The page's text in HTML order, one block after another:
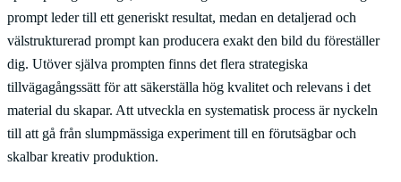
prompt leder till ett generiskt resultat, medan en detaljerad och
välstrukturerad prompt kan producera exakt den bild du föreställer
dig. Utöver själva prompten finns det flera strategiska
tillvägagångssätt för att säkerställa hög kvalitet och relevans i det
material du skapar. Att utveckla en systematisk process är nyckeln
till att gå från slumpmässiga experiment till en förutsägbar och
skalbar kreativ produktion.